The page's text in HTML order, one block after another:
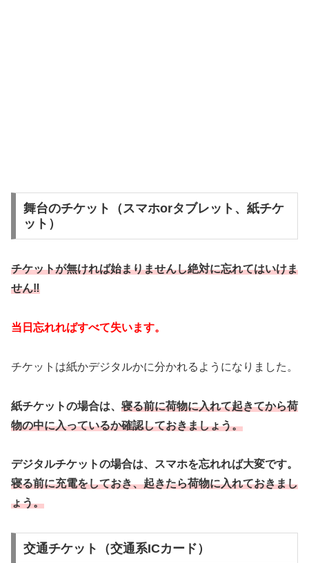
舞台のチケット（スマホorタブレット、紙チケ
ット）
チケットが無ければ始まりませんし絶対に忘れてはいけま
せん‼
当日忘れればすべて失います。
チケットは紙かデジタルかに分かれるようになりました。
紙チケットの場合は、 寝る前に荷物に入れて起きてから荷
物の中に入っているか確認しておきましょう。
デジタルチケットの場合は、スマホを忘れれば大変です。
寝る前に充電をしておき、起きたら荷物に入れておきまし
ょう。
交通チケット（交通系ICカード）